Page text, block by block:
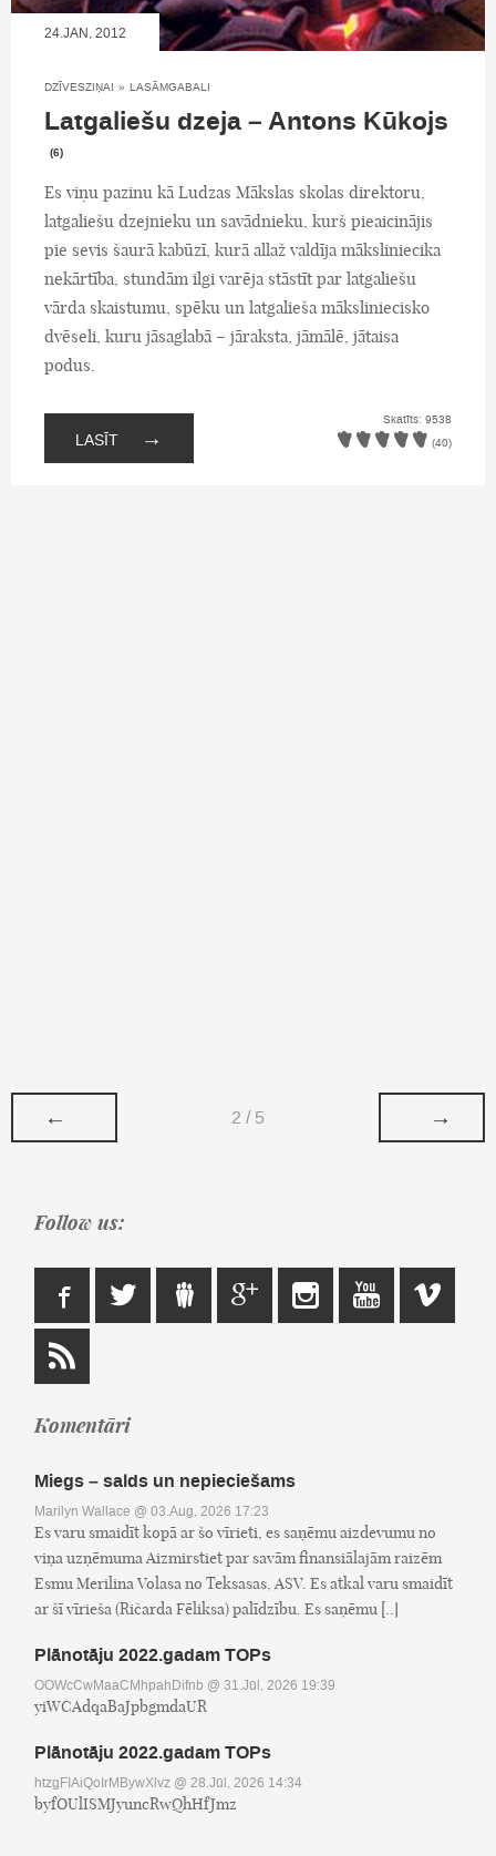
24.JAN, 2012
DZĪVESZIŅAI » LASĀMGABALI
Latgaliešu dzeja – Antons Kūkojs
(6)
Es viņu pazinu kā Ludzas Mākslas skolas direktoru,
latgaliešu dzejnieku un savādnieku, kurš pieaicinājis
pie sevis šaurā kabūzī, kurā allaž valdīja māksliniecika
nekārtība, stundām ilgi varēja stāstīt par latgaliešu
vārda skaistumu, spēku un latgalieša māksliniecisko
dvēseli, kuru jāsaglabā – jāraksta, jāmālē, jātaisa
podus.
LASĪT →
Skatīts: 9538
(40)
← 2 / 5 →
Follow us:
Komentāri
Miegs – salds un nepieciešams
Marilyn Wallace @ 03.Aug, 2026 17:23
Es varu smaidīt kopā ar šo vīrieti, es saņēmu aizdevumu no
viņa uzņēmuma Aizmirstiet par savām finansiālajām raizēm
Esmu Merilina Volasa no Teksasas, ASV. Es atkal varu smaidīt
ar šī vīrieša (Ričarda Fēliksa) palīdzību. Es saņēmu [..]
Plānotāju 2022.gadam TOPs
OOWcCwMaaCMhpahDifnb @ 31.Jūl, 2026 19:39
yiWCAdqaBaJpbgmdaUR
Plānotāju 2022.gadam TOPs
htzgFIAiQoIrMBywXlvz @ 28.Jūl, 2026 14:34
byfOUlISMJyuncRwQhHfJmz